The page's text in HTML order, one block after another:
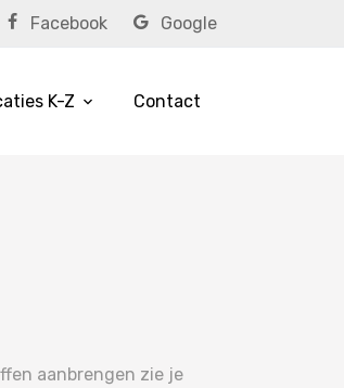
Facebook Google
K-Z Contact
aanbrengen zie je